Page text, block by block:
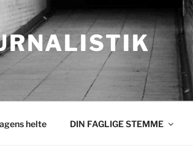
helte DIN FAGLIGE STEMME